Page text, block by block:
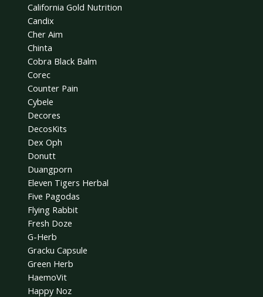
California Gold Nutrition
Candix
Cher Aim
Chinta
Cobra Black Balm
Corec
Counter Pain
Cybele
Decores
DecosKits
Dex Oph
Donutt
Duangporn
Eleven Tigers Herbal
Five Pagodas
Flying Rabbit
Fresh Doze
G-Herb
Gracku Capsule
Green Herb
HaemoVit
Happy Noz